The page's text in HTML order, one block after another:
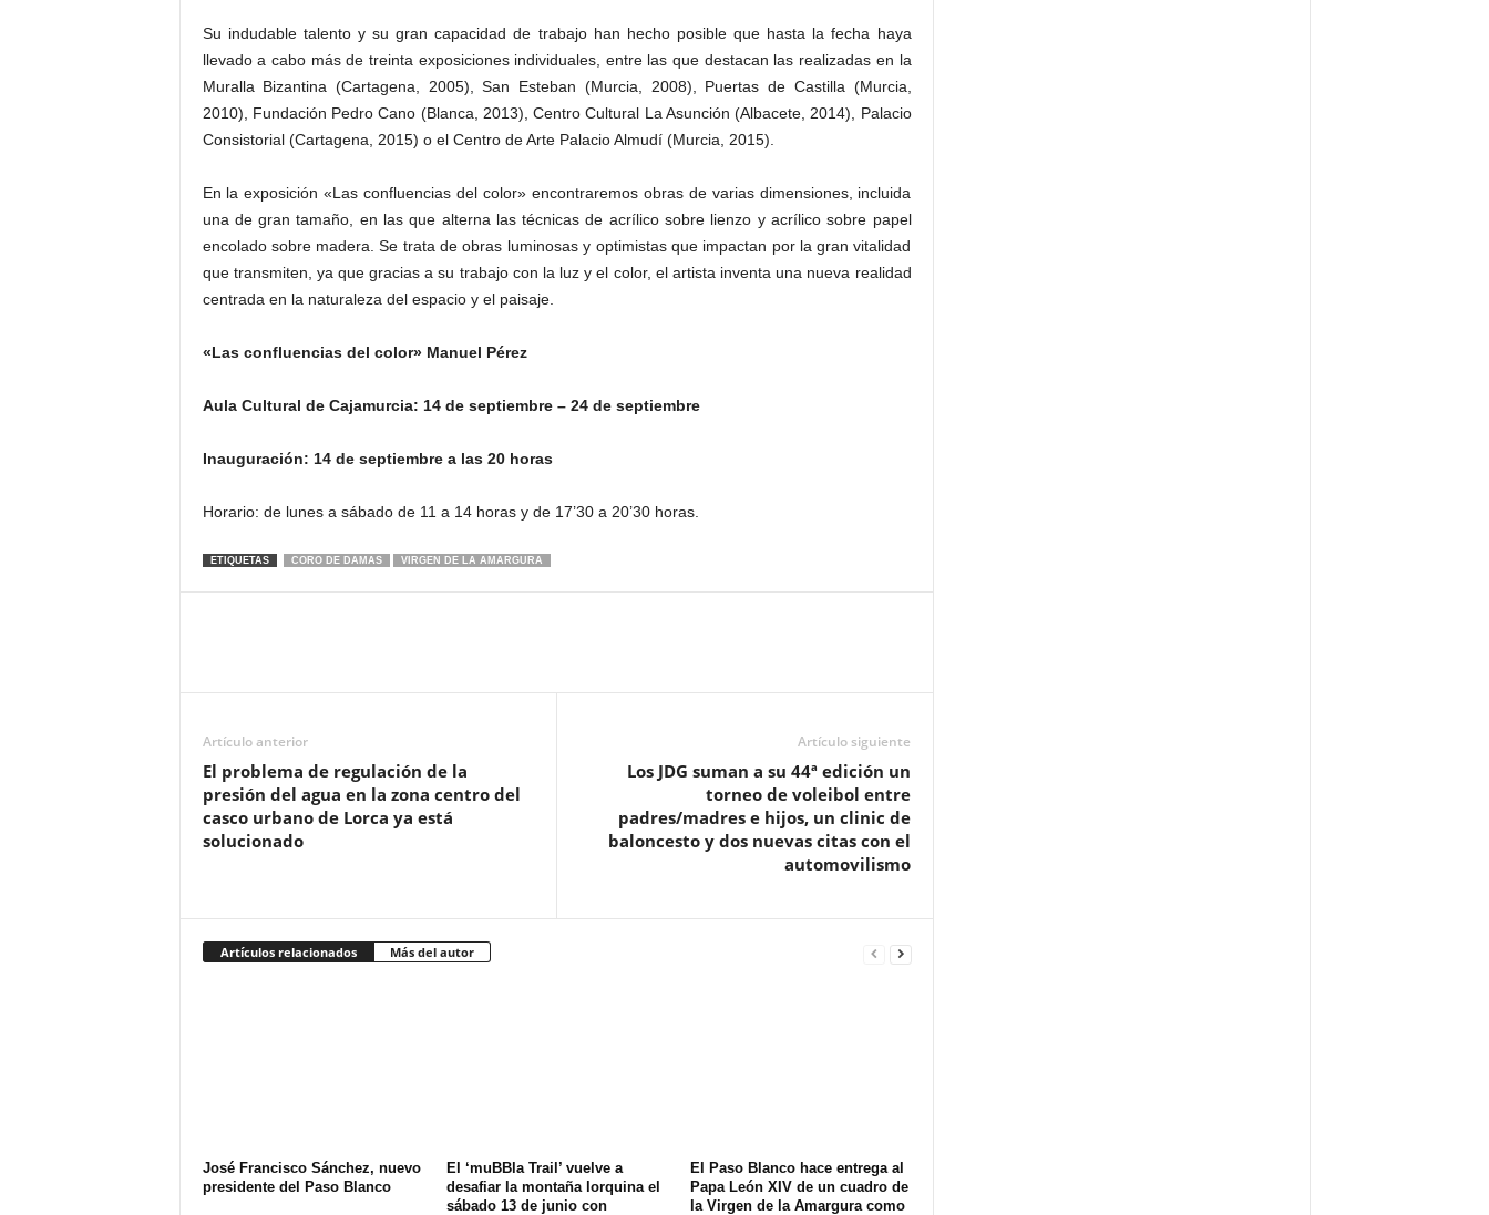
Su indudable talento y su gran capacidad de trabajo han hecho posible que hasta la fecha haya
llevado a cabo más de treinta exposiciones individuales, entre las que destacan las realizadas en la
Muralla Bizantina (Cartagena, 2005), San Esteban (Murcia, 2008), Puertas de Castilla (Murcia,
2010), Fundación Pedro Cano (Blanca, 2013), Centro Cultural La Asunción (Albacete, 2014), Palacio
Consistorial (Cartagena, 2015) o el Centro de Arte Palacio Almudí (Murcia, 2015).
En la exposición «Las confluencias del color» encontraremos obras de varias dimensiones, incluida
una de gran tamaño, en las que alterna las técnicas de acrílico sobre lienzo y acrílico sobre papel
encolado sobre madera. Se trata de obras luminosas y optimistas que impactan por la gran vitalidad
que transmiten, ya que gracias a su trabajo con la luz y el color, el artista inventa una nueva realidad
centrada en la naturaleza del espacio y el paisaje.
«Las confluencias del color» Manuel Pérez
Aula Cultural de Cajamurcia: 14 de septiembre – 24 de septiembre
Inauguración: 14 de septiembre a las 20 horas
Horario: de lunes a sábado de 11 a 14 horas y de 17’30 a 20’30 horas.
ETIQUETAS CORO DE DAMAS VIRGEN DE LA AMARGURA
Artículo anterior
El problema de regulación de la
presión del agua en la zona centro del
casco urbano de Lorca ya está
solucionado
Artículo siguiente
Los JDG suman a su 44ª edición un
torneo de voleibol entre
padres/madres e hijos, un clinic de
baloncesto y dos nuevas citas con el
automovilismo
Artículos relacionados Más del autor
José Francisco Sánchez, nuevo
presidente del Paso Blanco
El ‘muBBla Trail’ vuelve a
desafiar la montaña lorquina el
sábado 13 de junio con
El Paso Blanco hace entrega al
Papa León XIV de un cuadro de
la Virgen de la Amargura como